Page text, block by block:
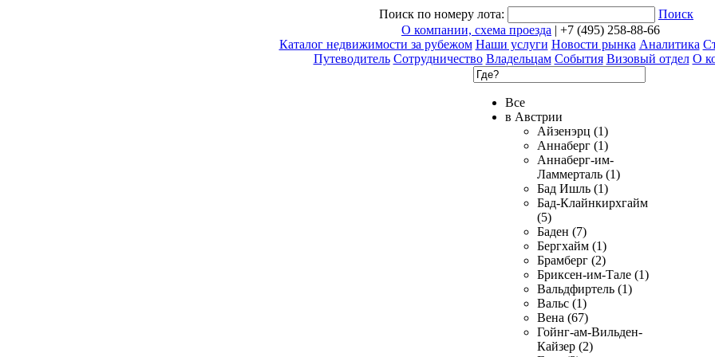
Поиск по номеру лота:
Поиск
О компании, схема проезда | +7 (495) 258-88-66
Каталог недвижимости за рубежом Наши услуги Новости рынка Аналитика
Путеводитель Сотрудничество Владельцам События Визовый отдел О
Все
в Австрии
Айзенэрц (1)
Аннаберг (1)
Аннаберг-им-
Ламмерталь (1)
Бад Ишль (1)
Бад-Клайнкирхгайм
(5)
Баден (7)
Бергхайм (1)
Брамберг (2)
Бриксен-им-Тале (1)
Вальдфиртель (1)
Вальс (1)
Вена (67)
Гойнг-ам-Вильден-
Кайзер (2)